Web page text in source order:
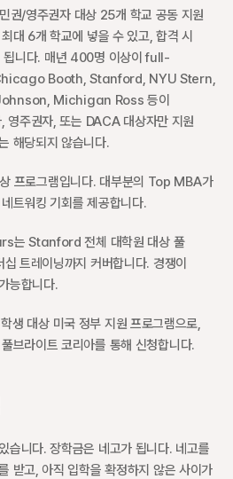
/영주권자 대상 25개 학교 공동 지원
대 6개 학교에 넣을 수 있고, 합격 시
니다. 매년 400명 이상이 full-
Booth, Stanford, NYU Stern,
Michigan Ross 등이
영주권자, 또는 DACA 대상자만 지원
해당되지 않습니다.
프로그램입니다. 대부분의 Top MBA가
트워킹 기회를 제공합니다.
Stanford 전체 대학원 대상 풀
트레이닝까지 커버합니다. 경쟁이
능합니다.
대상 미국 정부 지원 프로그램으로,
브라이트 코리아를 통해 신청합니다.
습니다. 장학금은 네고가 됩니다. 네고를
받고, 아직 입학을 확정하지 않은 사이가